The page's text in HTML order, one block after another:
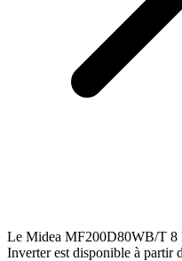
Le Midea MF200D80WB/T 8
Inverter est disponible à